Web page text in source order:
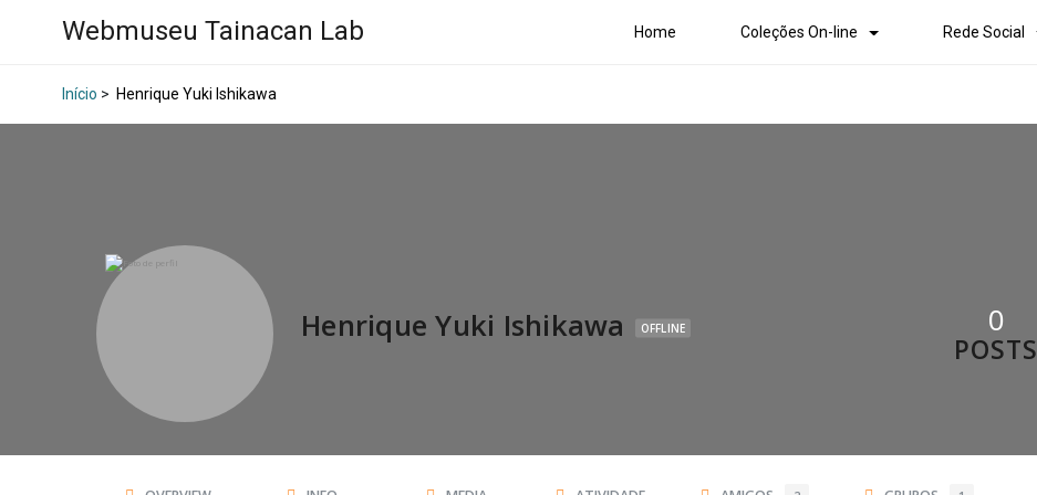
Webmuseu Tainacan Lab Home Coleções On-line Rede Social
Início > Henrique Yuki Ishikawa
Henrique Yuki Ishikawa OFFLINE 0
POSTS